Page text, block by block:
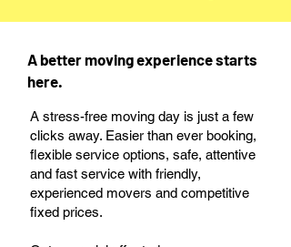
A better moving experience starts
here.
A stress-free moving day is just a few
clicks away. Easier than ever booking,
flexible service options, safe, attentive
and fast service with friendly,
experienced movers and competitive
fixed prices.